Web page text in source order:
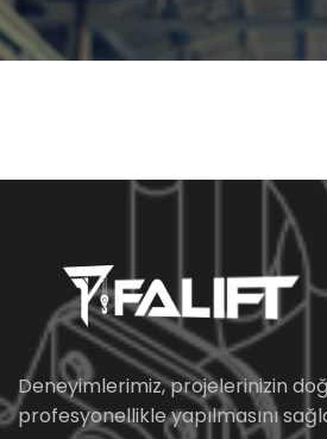
Deneyimlerimiz, projelerinizin
profesyonellikle yapılmasını